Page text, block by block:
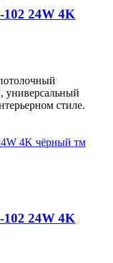
102 24W 4K
универсальный
стиле.
102 24W 4K